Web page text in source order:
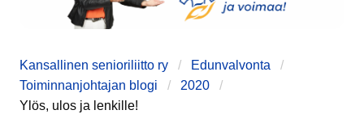
Kansallinen senioriliitto ry
Edunvalvonta
Toiminnanjohtajan blogi
2020
Ylös, ulos ja lenkille!